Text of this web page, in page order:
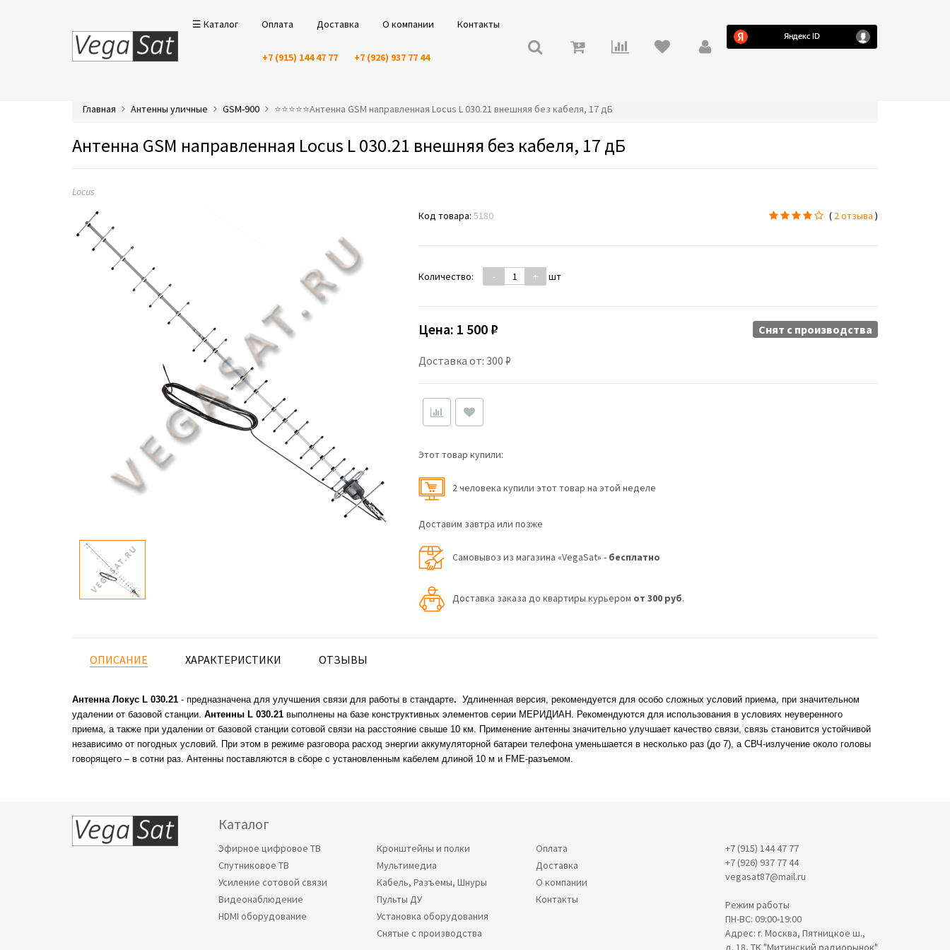
☰ Каталог Оплата Доставка О компании Контакты
+7 (915) 144 47 77 +7 (926) 937 77 44
Главная Антенны уличные GSM-900 ⭐️⭐️⭐️⭐️⭐️Антенна GSM направленная Locus L 030.21 внешняя без кабеля, 17 дБ
Антенна GSM направленная Locus L 030.21 внешняя без кабеля, 17 дБ
Locus
Код товара:5180 ( 2 отзыва )
Количество: - + шт
Цена: 1 500 ₽
Доставка от: 300 ₽
Снят c производства
Этот товар купили:
2 человекa купили этот товар на этой неделе
Доставим завтра или позже
Самовывоз из магазина «VegaSat» - бесплатно
Доставка заказа до квартиры курьером от 300 руб.
ОПИСАНИЕ ХАРАКТЕРИСТИКИ ОТЗЫВЫ
Антенна Локус L 030.21 - предназначена для улучшения связи для работы в стандарте. Удлиненная версия, рекомендуется для особо сложных условий приема, при значительном
удалении от базовой станции. Антенны L 030.21 выполнены на базе конструктивных элементов серии МЕРИДИАН. Рекомендуются для использования в условиях неуверенного
приема, а также при удалении от базовой станции сотовой связи на расстояние свыше 10 км. Применение антенны значительно улучшает качество связи, связь становится устойчивой
независимо от погодных условий. При этом в режиме разговора расход энергии аккумуляторной батареи телефона уменьшается в несколько раз (до 7), а СВЧ-излучение около головы
говорящего – в сотни раз. Антенны поставляются в сборе с установленным кабелем длиной 10 м и FME-разъемом.
Каталог
Эфирное цифровое ТВ
Спутниковое ТВ
Усиление сотовой связи
Видеонаблюдение
HDMI оборудование
Кронштейны и полки
Мультимедиа
Кабель, Разъемы, Шнуры
Пульты ДУ
Установка оборудования
Снятые с производства
Оплата
Доставка
О компании
Контакты
+7 (915) 144 47 77
+7 (926) 937 77 44
vegasat87@mail.ru
Режим работы
ПН-ВС: 09:00-19:00
Адрес: г. Москва, Пятницкое ш.,
д. 18, ТК "Митинский радиорынок"